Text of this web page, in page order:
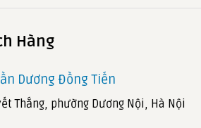
Hàng
Dương Đồng Tiến
Thắng, phường Dương Nội, Hà Nội